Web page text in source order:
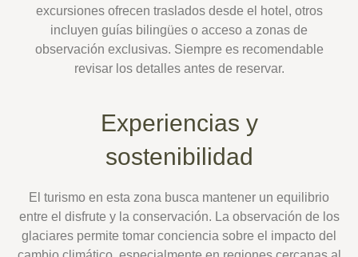
excursiones ofrecen traslados desde el hotel, otros
incluyen guías bilingües o acceso a zonas de
observación exclusivas. Siempre es recomendable
revisar los detalles antes de reservar.
Experiencias y
sostenibilidad
El turismo en esta zona busca mantener un equilibrio
entre el disfrute y la conservación. La observación de los
glaciares permite tomar conciencia sobre el impacto del